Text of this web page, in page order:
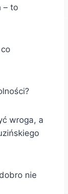
– to
wroga, a
nie